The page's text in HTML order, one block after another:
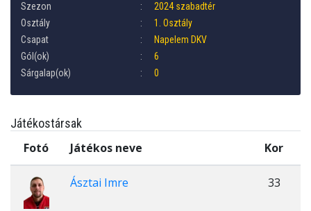
Szezon
2024 szabadtér
Osztály
1. Osztály
Csapat
Napelem DKV
Gól(ok)
6
Sárgalap(ok)
0
Játékostársak
Fotó Játékos neve Kor
Ásztai Imre 33